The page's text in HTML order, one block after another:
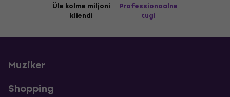
Üle kolme miljoni
kliendi
Professionaalne
tugi
Muziker
Shopping